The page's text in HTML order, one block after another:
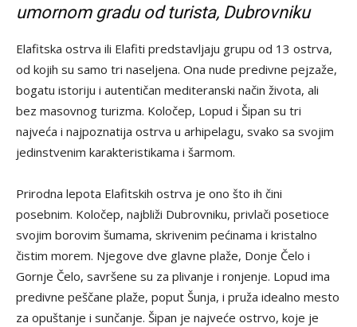
umornom gradu od turista, Dubrovniku
Elafitska ostrva ili Elafiti predstavljaju grupu od 13 ostrva,
od kojih su samo tri naseljena. Ona nude predivne pejzaže,
bogatu istoriju i autentičan mediteranski način života, ali
bez masovnog turizma. Koločep, Lopud i Šipan su tri
najveća i najpoznatija ostrva u arhipelagu, svako sa svojim
jedinstvenim karakteristikama i šarmom.
Prirodna lepota Elafitskih ostrva je ono što ih čini
posebnim. Koločep, najbliži Dubrovniku, privlači posetioce
svojim borovim šumama, skrivenim pećinama i kristalno
čistim morem. Njegove dve glavne plaže, Donje Čelo i
Gornje Čelo, savršene su za plivanje i ronjenje. Lopud ima
predivne peščane plaže, poput Šunja, i pruža idealno mesto
za opuštanje i sunčanje. Šipan je najveće ostrvo, koje je